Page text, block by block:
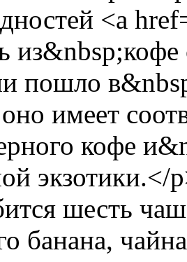
<a
пошло
имеет
кофе
шесть
банана,